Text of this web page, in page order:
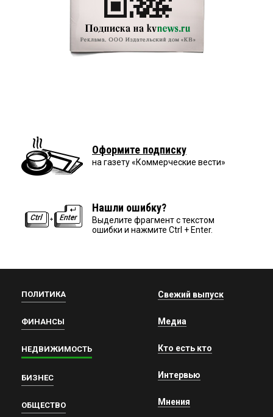
Оформите подписку
на газету «Коммерческие вести»
Нашли ошибку?
Выделите фрагмент с текстом
ошибки и нажмите Ctrl + Enter.
ПОЛИТИКА
ФИНАНСЫ
НЕДВИЖИМОСТЬ
БИЗНЕС
ОБЩЕСТВО
Свежий выпуск
Медиа
Кто есть кто
Интервью
Мнения